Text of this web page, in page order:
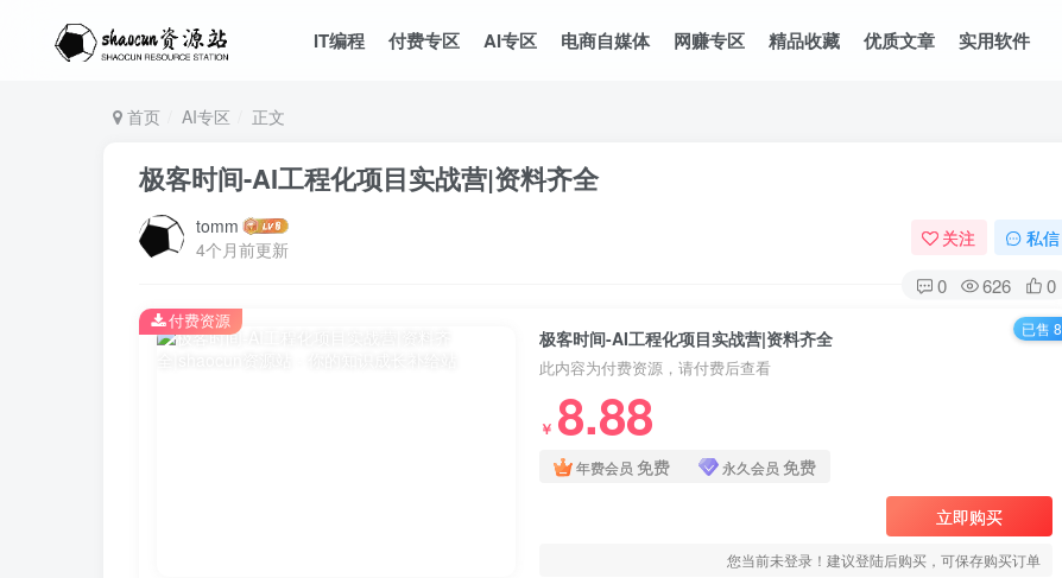
IT编程 付费专区 AI专区 电商自媒体 网赚专区 精品收藏 优质文章 实用软件
首页 AI专区 正文
极客时间-AI工程化项目实战营|资料齐全
tomm
4个月前更新
关注 私信
0 626 0
极客时间-AI工程化项目实战营|资料齐全
此内容为付费资源，请付费后查看
￥ 8.88
年费会员 免费 永久会员 免费
立即购买
您当前未登录！建议登陆后购买，可保存购买订单
付费资源 已售 8